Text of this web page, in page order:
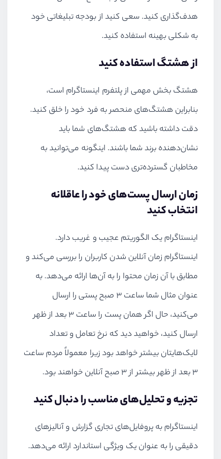
هدف‌گذاری کنید. سعی کنید از بودجه تبلیغاتی خود
به شکلی بهینه استفاده کنید.
از هشتگ استفاده کنید
هشتگ بخش مهمی از پلتفرم اینستاگرام است،
بنابراین هشتگ‌های منحصر به فرد خود را خلق کنید.
دقت داشته باشید که هشتگ‌های شما باید
نشان‌دهنده برند شما باشند. اینگونه می‌توانید به
مخاطبان گسترده‌تری دست پیدا کنید.
زمان ارسال پست‌های خود را عاقلانه
انتخاب کنید
اینستاگرام یک الگوریتم عجیب و غریب دارد.
اینستاگرام زمان آنلاین شدن کاربران را بررسی می‌کند و
مطابق با آن زمان محتوا را به آن‌ها ارائه می‌دهد. به
عنوان مثال شما ساعت ۳ صبح پستی را ارسال
می‌کنید، حال اگر همان پست را ساعت ۳ بعد از ظهر
ارسال کنید، خواهید دید که نرخ تعامل و تعداد
لایک‌هایتان بیشتر خواهد بود زیرا معمولاً مردم ساعت
۳ بعد از ظهر بیشتر از ۳ صبح آنلاین خواهند بود.
تجزیه و تحلیل‌های مناسب را دنبال کنید
اینستاگرام به پروفایل‌های تجاری گزارش و آنالیزهای
دقیقی را به عنوان یک ویژگی استاندارد ارائه می‌دهد.